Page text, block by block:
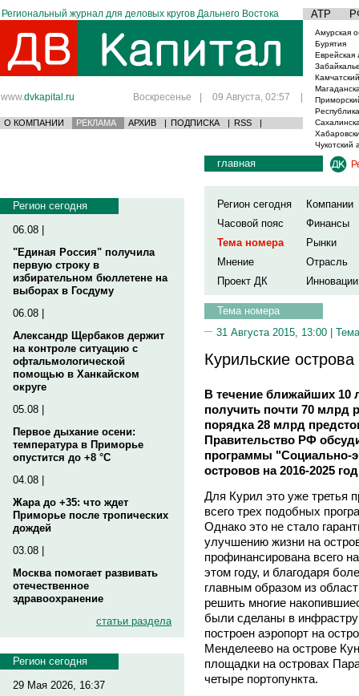
Региональный журнал для деловых кругов Дальнего Востока АТР
www.dvkapital.ru Воскресенье | 09 Августа, 02:57 |
О КОМПАНИИ РЕКЛАМА АРХИВ | ПОДПИСКА | RSS |
Амурская
Бурятия
Еврейская
Чукотский
Регион сегодня
06.08 |
"Единая Россия" получила
первую строку в
избирательном бюллетене на
выборах в Госдуму
06.08 |
Александр Щербаков держит
на контроле ситуацию с
офтальмологической
помощью в Ханкайском
округе
05.08 |
Первое дыхание осени:
температура в Приморье
опустится до +8 °C
04.08 |
Жара до +35: что ждет
Приморье после тропических
дождей
03.08 |
Москва помогает развивать
отечественное
здравоохранение
статьи раздела
Регион сегодня
29 Мая 2026, 16:37
главная
Регион сегодня
Компании
Часовой пояс
Финансы
Тема номера
Рынки
Мнение
Отрасль
Проект ДК
Инновации
Тема номера
31 Августа 2015, 13:00 |
Курильские
В течение ближайших 10
получить почти 70 млрд
порядка 28 млрд
Правительство РФ
программы "Социально-
островов на 2016-2025
Для Курил это уже третья
всего трех подобных
Однако это не стало
улучшению жизни на
профинансирована всего
этом году, и благодаря
главным образом из
решить многие
были сделаны в
построен аэропорт на
Менделеево на острове
площадки на островах
четыре портопункта.